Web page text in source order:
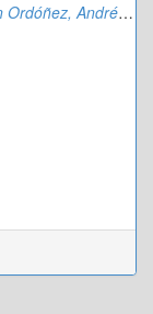
Barragán Ordóñez, Andrés Eugenio